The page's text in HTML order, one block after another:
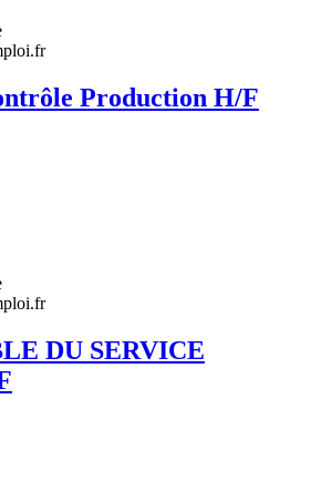
Production H/F
DU SERVICE